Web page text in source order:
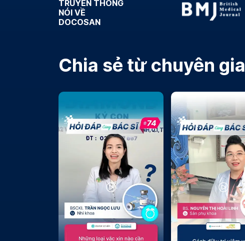
TRUYỀN THÔNG
NÓI VỀ
DOCOSAN
Chia sẻ từ chuyên gia